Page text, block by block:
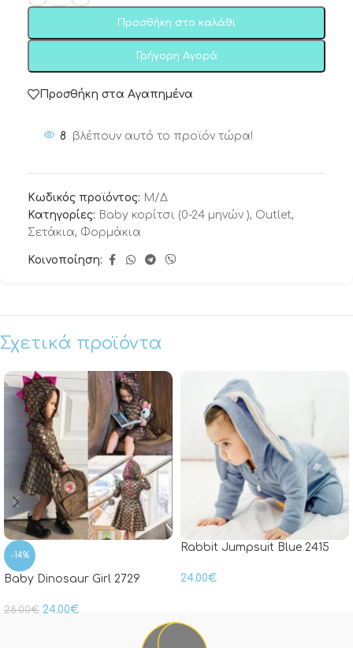
Προσθήκη στο καλάθι
Γρήγορη Αγορά
Προσθήκη στα Αγαπημένα
8 βλέπουν αυτό το προϊόν τώρα!
Κωδικός προϊόντος: Μ/Δ
Κατηγορίες: Baby κορίτσι (0-24 μηνών ), Outlet,
Σετάκια, Φορμάκια
Κοινοποίηση:
Σχετικά προϊόντα
-14%
Baby Dinosaur Girl 2729
28.00€ 24.00€
Rabbit Jumpsuit Blue 2415
24.00€